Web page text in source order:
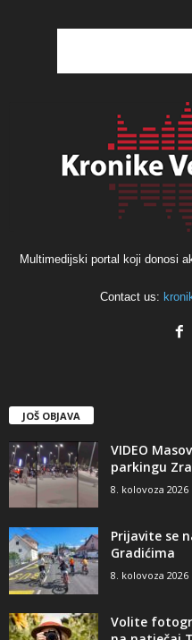
Multimedijski portal koji donosi
Contact us:
JOŠ OBJAVA
VIDEO
parkingu
8. kolovoza 2026
Prijavite se
Gradićima
8. kolovoza 2026
Volite